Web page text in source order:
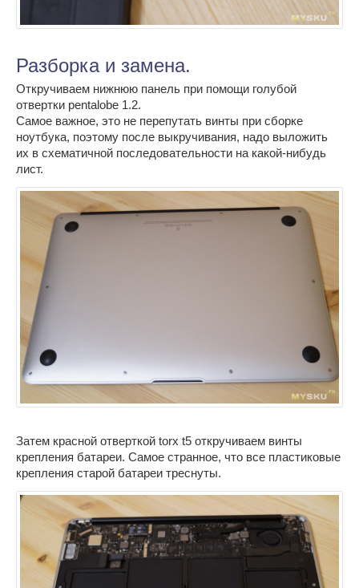
Разборка и замена.
Откручиваем нижнюю панель при помощи голубой
отвертки pentalobe 1.2.
Самое важное, это не перепутать винты при сборке
ноутбука, поэтому после выкручивания, надо выложить
их в схематичной последовательности на какой-нибудь
лист.
Затем красной отверткой torx t5 откручиваем винты
крепления батареи. Самое странное, что все пластиковые
крепления старой батареи треснуты.